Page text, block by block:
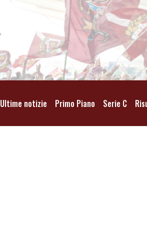
Ultime notizie Primo Piano Serie C